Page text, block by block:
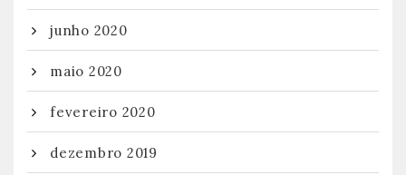
junho 2020
maio 2020
fevereiro 2020
dezembro 2019